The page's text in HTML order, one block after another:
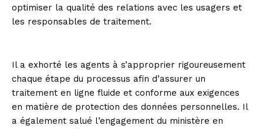
optimiser la qualité des relations avec les usagers et
les responsables de traitement.
Il a exhorté les agents à s’approprier rigoureusement
chaque étape du processus afin d’assurer un
traitement en ligne fluide et conforme aux exigences
en matière de protection des données personnelles. Il
a également salué l’engagement du ministère en